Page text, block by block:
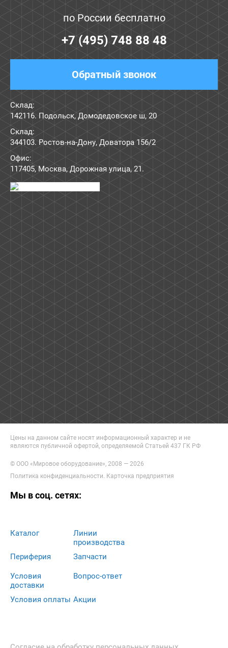
по России бесплатно
+7 (495) 748 88 48
Обратный звонок
Склад:
142116. Подольск, Домодедовское ш, 20
Склад:
344103. Ростов-на-Дону, Доватора 156/2
Офис:
117405, Москва, Дорожная улица, 21.
Цены на данном сайте носят информационный характер и не
являются публичной офертой, определяемой Статьей 437 ГК РФ
© ООО «Мировое оборудование», 2008 — 2026
Политика конфиденциальности Карточка предприятия
Мы в соц. сетях:
Каталог
Периферия
Линии
производства
Запчасти
Условия
доставки
Условия оплаты
Вопрос-ответ
Акции